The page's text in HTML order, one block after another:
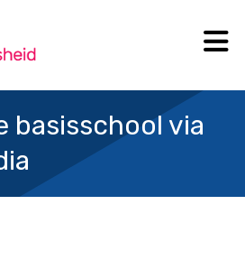
basisschool via